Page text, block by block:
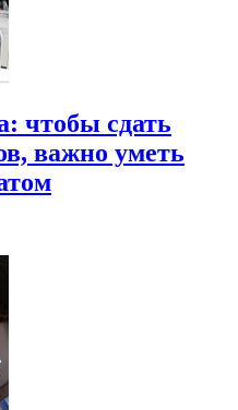
чтобы сдать
важно уметь